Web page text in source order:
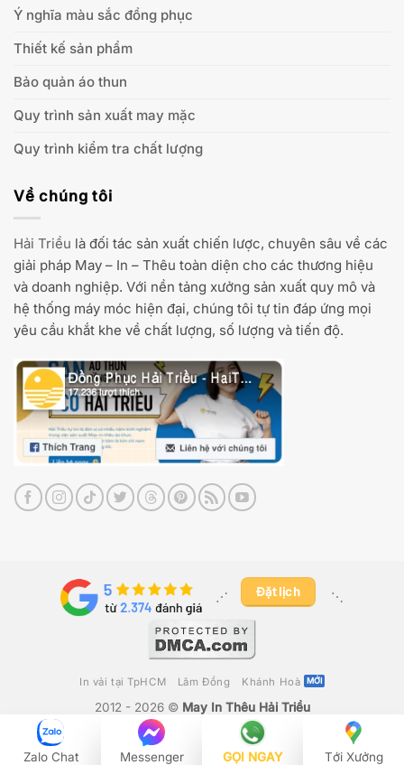
Zalo Chat Messenger GỌI NGAY Tới Xưởng
Ý nghĩa màu sắc đồng phục
Thiết kế sản phẩm
Bảo quản áo thun
Quy trình sản xuất may mặc
Quy trình kiểm tra chất lượng
Về chúng tôi
Hải Triều là đối tác sản xuất chiến lược, chuyên sâu về các
giải pháp May – In – Thêu toàn diện cho các thương hiệu
và doanh nghiệp. Với nền tảng xưởng sản xuất quy mô và
hệ thống máy móc hiện đại, chúng tôi tự tin đáp ứng mọi
yêu cầu khắt khe về chất lượng, số lượng và tiến độ.
⋰ ​ Đặt lịch ⋱
In vải tại TpHCM Lâm Đồng Khánh Hoà
2012 - 2026 © May In Thêu Hải Triều
Công Ty TNHH Fika Việt Nam
– GPKD Số 0316280392 Do Sở Kế
Hoạch & Đầu Tư TP Hồ Chí Minh Cấp Ngày 19/05/2020